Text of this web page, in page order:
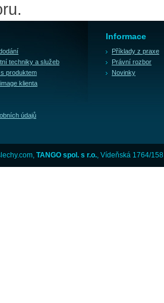
techniky a služeb
produktem
klienta
údajů
Informace
Příklady z praxe
Právní rozbor
Novinky
TANGO spol. s r.o. , Vídeňská 1764/